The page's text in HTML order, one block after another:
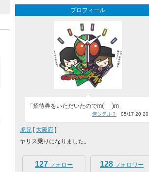
プロフィール
「招待券をいただいたのでm(_ _)m」
何シテル？ 05/17 20:20
虎兄 [ 大阪府 ]
ヤリス乗りになりました。
127 フォロー 128 フォロワー